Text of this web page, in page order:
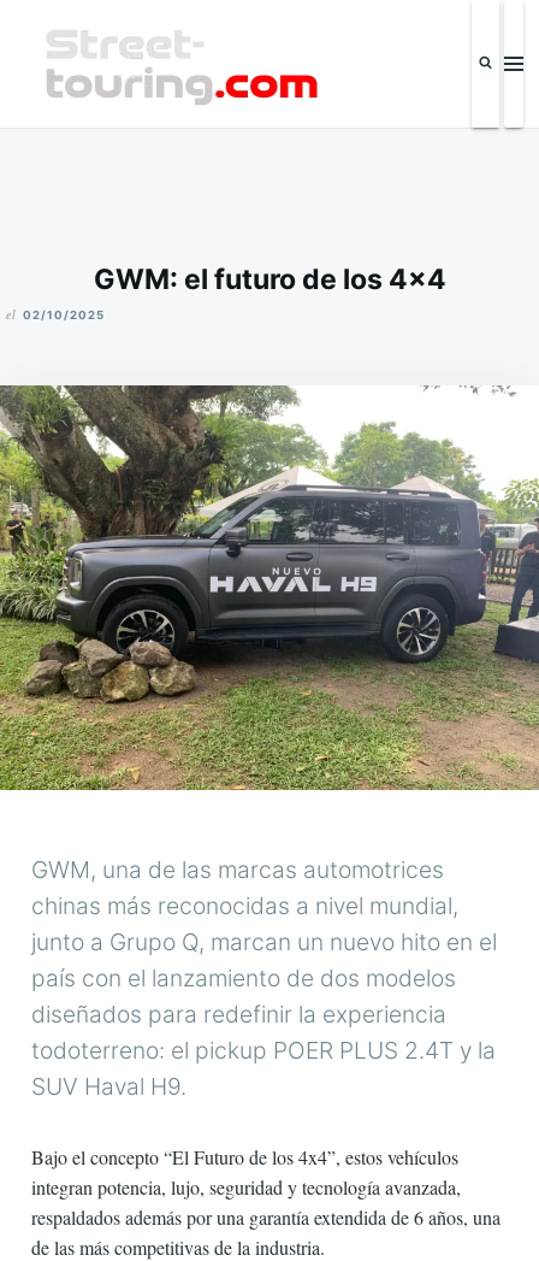
contenido
GWM: el futuro de los 4x4
E
el 02/10/2025
GWM, una de las marcas automotrices
chinas más reconocidas a nivel mundial,
junto a Grupo Q, marcan un nuevo hito en el
país con el lanzamiento de dos modelos
diseñados para redefinir la experiencia
todoterreno: el pickup POER PLUS 2.4T y la
SUV Haval H9.
Bajo el concepto “El Futuro de los 4x4”, estos vehículos
integran potencia, lujo, seguridad y tecnología avanzada,
respaldados además por una garantía extendida de 6 años, una
de las más competitivas de la industria.